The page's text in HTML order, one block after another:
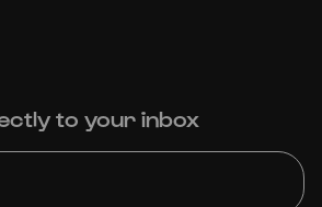
– 34. Kölner
to your inbox